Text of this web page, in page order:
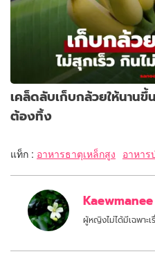
เคล็ดลับเก็บกล้วยให้นานขึ้
ต้องทิ้ง
แท็ก : อาหารธาตุเหล็กสูง อาหาร
ผู้หญิงไม่ได้มีเฉพาะเ